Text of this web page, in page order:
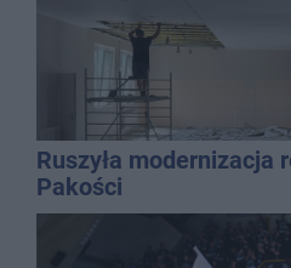
Ruszyła modernizacja
Pakości